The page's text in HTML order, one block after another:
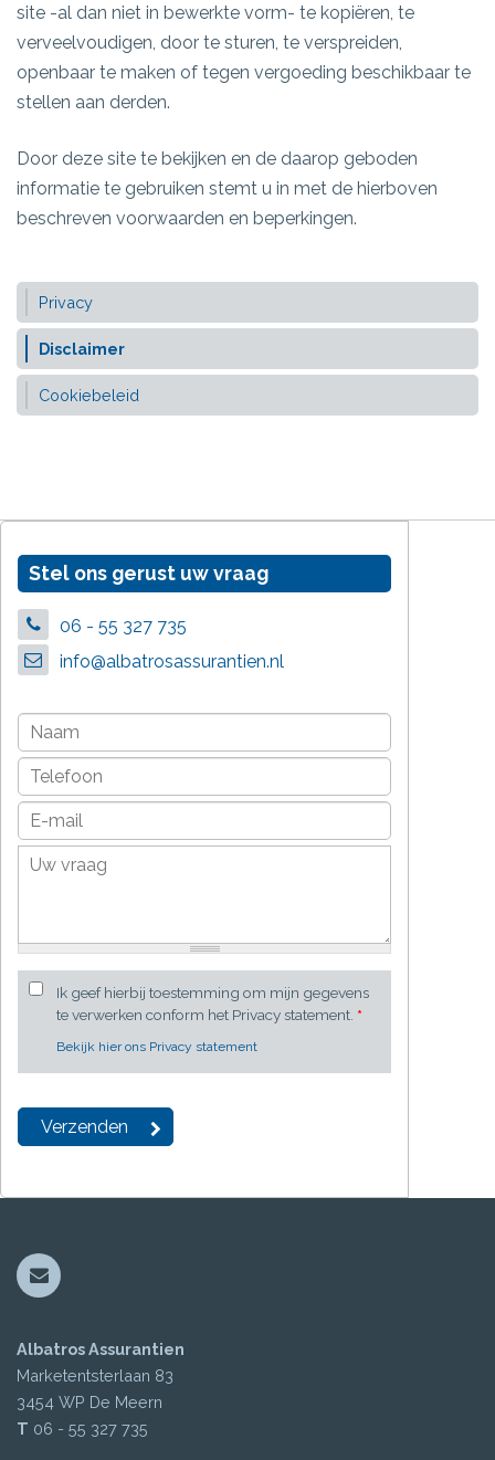
site -al dan niet in bewerkte vorm- te kopiëren, te
verveelvoudigen, door te sturen, te verspreiden,
openbaar te maken of tegen vergoeding beschikbaar te
stellen aan derden.
Door deze site te bekijken en de daarop geboden
informatie te gebruiken stemt u in met de hierboven
beschreven voorwaarden en beperkingen.
Privacy
Disclaimer
Cookiebeleid
Stel ons gerust uw vraag
06 - 55 327 735
info@albatrosassurantien.nl
Ik geef hierbij toestemming om mijn gegevens
te verwerken conform het Privacy statement. *
Bekijk hier ons Privacy statement
Albatros Assurantien
Marketentsterlaan 83
3454 WP De Meern
T 06 - 55 327 735